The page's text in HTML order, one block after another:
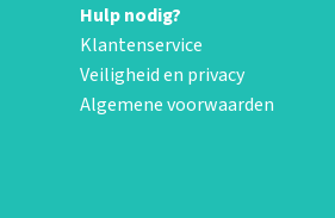
Hulp nodig?
Klantenservice
Veiligheid en privacy
Algemene voorwaarden